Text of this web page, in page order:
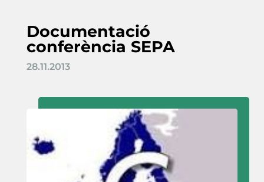
Documentació
conferència SEPA
28.11.2013